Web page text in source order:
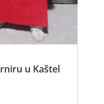
u Kaštel